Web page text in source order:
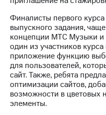
Уведомление
о
погашении
именных
облигаций
Другое
Регистратор
Реквизиты
Контакты
Финалисты первого
выпускного задания,
концепции МТС Музыки и
один из участников
приложение функцию
для пользователей,
сайт. Также, ребята
оптимизации сайтов,
возможности в цветовых
элементы.